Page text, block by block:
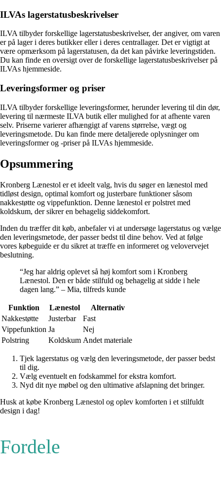
ILVAs lagerstatusbeskrivelser
ILVA tilbyder forskellige lagerstatusbeskrivelser, der angiver, om varen
er på lager i deres butikker eller i deres centrallager. Det er vigtigt at
være opmærksom på lagerstatusen, da det kan påvirke leveringstiden.
Du kan finde en oversigt over de forskellige lagerstatusbeskrivelser på
ILVAs hjemmeside.
Leveringsformer og priser
ILVA tilbyder forskellige leveringsformer, herunder levering til din dør,
levering til nærmeste ILVA butik eller mulighed for at afhente varen
selv. Priserne varierer afhængigt af varens størrelse, vægt og
leveringsmetode. Du kan finde mere detaljerede oplysninger om
leveringsformer og -priser på ILVAs hjemmeside.
Opsummering
Kronberg Lænestol er et ideelt valg, hvis du søger en lænestol med
tidløst design, optimal komfort og justerbare funktioner såsom
nakkestøtte og vippefunktion. Denne lænestol er polstret med
koldskum, der sikrer en behagelig siddekomfort.
Inden du træffer dit køb, anbefaler vi at undersøge lagerstatus og vælge
den leveringsmetode, der passer bedst til dine behov. Ved at følge
vores købeguide er du sikret at træffe en informeret og velovervejet
beslutning.
“Jeg har aldrig oplevet så høj komfort som i Kronberg
Lænestol. Den er både stilfuld og behagelig at sidde i hele
dagen lang.” – Mia, tilfreds kunde
Funktion Lænestol
Alternativ
Nakkestøtte
Justerbar
Fast
Vippefunktion Ja
Nej
Polstring
Koldskum Andet materiale
Tjek lagerstatus og vælg den leveringsmetode, der passer bedst
til dig.
Vælg eventuelt en fodskammel for ekstra komfort.
Nyd dit nye møbel og den ultimative afslapning det bringer.
Husk at købe Kronberg Lænestol og oplev komforten i et stilfuldt
design i dag!
Fordele